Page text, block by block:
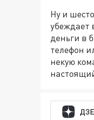
Ну и
убеждает
деньги в
телефон
некую